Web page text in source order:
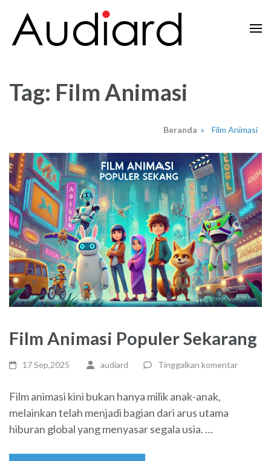
konten
Tag: Film Animasi
Beranda » Film Animasi
Film Animasi Populer Sekarang
17 Sep,2025 audiard Tinggalkan komentar
Film animasi kini bukan hanya milik anak-anak,
melainkan telah menjadi bagian dari arus utama
hiburan global yang menyasar segala usia. …